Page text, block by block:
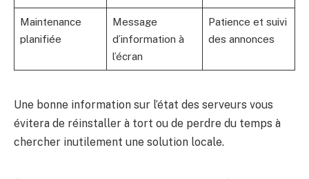
Maintenance
planifiée
Message
d’information à
l’écran
Patience et suivi
des annonces
Une bonne information sur l’état des serveurs vous
évitera de réinstaller à tort ou de perdre du temps à
chercher inutilement une solution locale.